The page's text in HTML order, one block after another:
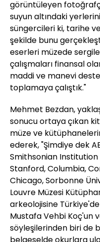
görüntüleyen
suyun altındaki
süngercileri ki, tarihe
şekilde bunu
eserleri müzede
çalışmaları finansal
maddi ve manevi
toplamaya çalıştık."
Mehmet Bezdan,
sonucu ortaya çıkan
müze ve
ederek, "Şimdiye dek
Smithsonian
Stanford, Columbia,
Chicago, Sorbonne
Louvre Müzesi
arkeolojisine
Mustafa Vehbi Koç'un
söyleşilerinden biri de